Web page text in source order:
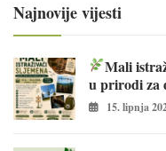
Najnovije vijesti
Mali
u prirodi za
15. lipnja